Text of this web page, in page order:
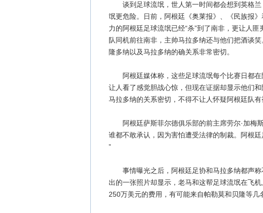
谈到足球流氓，世人第一时间都会想到英格兰
氓更危险。日前，阿根廷《奥莱报》、《民族报
力的阿根廷足球流氓已经“杀”到了南非，更让人
队同机前往南非，主帅马拉多纳还与他们把酒谈
隆多纳以及马拉多纳的确关系非常密切。
阿根廷媒体称，这些足球流氓每个比赛日都在
让人看了感觉胆战心惊，但现在证据却显示他们
马拉多纳的关系密切，不得不让人怀疑阿根廷队有
阿根廷萨斯菲尔德俱乐部的前主席劳尔·加梅
谁都不敢承认，因为害怕遭受法律的制裁。阿根
”
事情曝光之后，阿根廷足协和马拉多纳都声称
出的一张照片却显示，老马和这帮足球流氓在飞
250万美元的费用，有可能来自帕勒莫和贝隆等几